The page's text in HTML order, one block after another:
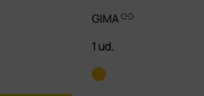
GIMAlink
1 ud.